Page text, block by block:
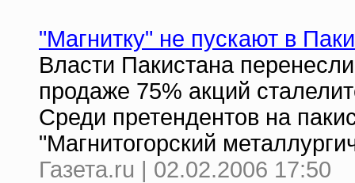
"Магнитку" не пускают в
Власти Пакистана
продаже 75% акций
Среди претендентов на
"Магнитогорский
Газета.ru | 02.02.2006 17:50